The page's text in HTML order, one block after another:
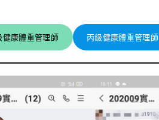
健康體重管理師 丙級健康體重管理師